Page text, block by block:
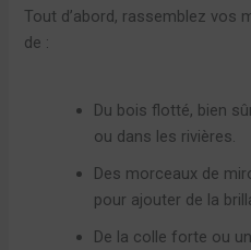
Tout d’abord, rassemblez vos
de :
Du bois flotté, bien
ou dans les rivières.
Des morceaux de
pour ajouter de la
De la colle forte ou